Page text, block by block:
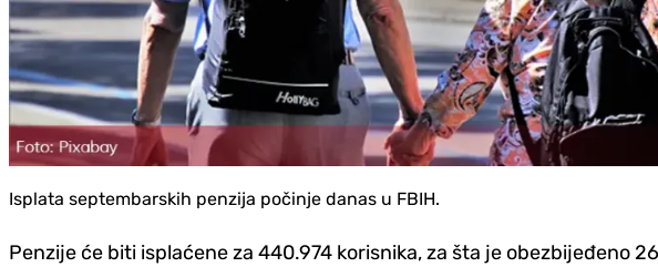
Isplata septembarskih penzija počinje danas u FBIH.
Penzije će biti isplaćene za 440.974 korisnika, za šta je obezbijeđeno